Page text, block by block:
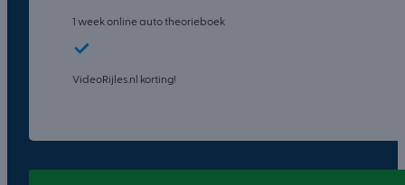
1 week online auto theorieboek
VideoRijles.nl korting!